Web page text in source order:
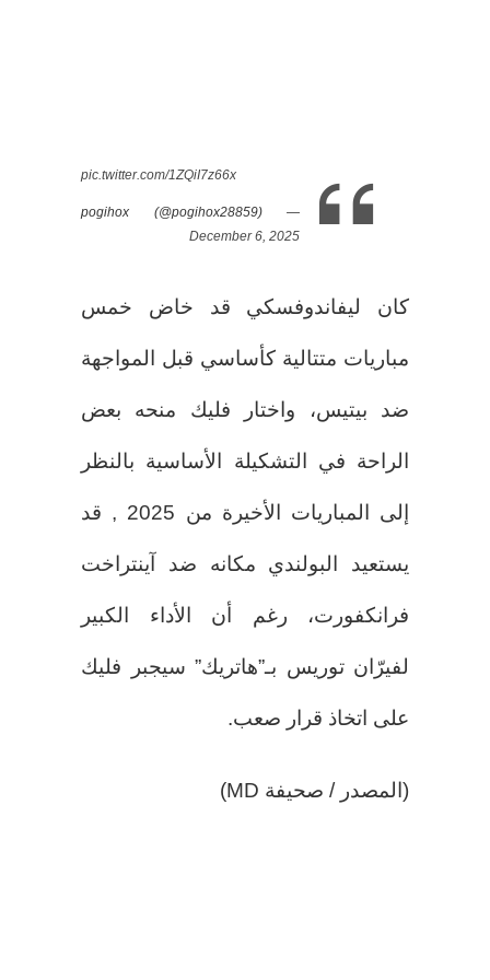
pic.twitter.com/1ZQiI7z66x
— pogihox (@pogihox28859)
December 6, 2025
كان ليفاندوفسكي قد خاض خمس
مباريات متتالية كأساسي قبل المواجهة
ضد بيتيس، واختار فليك منحه بعض
الراحة في التشكيلة الأساسية بالنظر
إلى المباريات الأخيرة من 2025 , قد
يستعيد البولندي مكانه ضد آينتراخت
فرانكفورت، رغم أن الأداء الكبير
لفيرّان توريس بـ”هاتريك” سيجبر فليك
على اتخاذ قرار صعب.
(المصدر / صحيفة MD)